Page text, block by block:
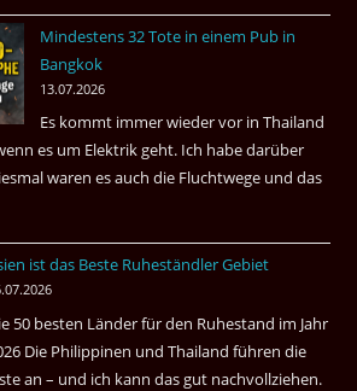
Was
können?
|
Helmut
fragt
Mindestens 32 Tote in einem Pub in
Bangkok
13.07.2026
Es kommt immer wieder vor in Thailand
es um Elektrik geht. Ich habe darüber
waren es auch die Fluchtwege und das
ist das Beste Ruheständler Gebiet
50 besten Länder für den Ruhestand im Jahr
Die Philippinen und Thailand führen die
an – und ich kann das gut nachvollziehen.